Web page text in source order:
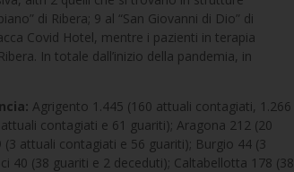
di Ribera; 9 al “San Giovanni di Dio” di
Covid Hotel, mentre i pazienti in terapia
In totale dall’inizio della pandemia, in
Agrigento 1.445 (160 attuali contagiati, 1.266
contagiati e 61 guariti); Aragona 212 (20
attuali contagiati e 56 guariti); Burgio 44 (3
40 (38 guariti e 2 deceduti); Caltabellotta 178 (38